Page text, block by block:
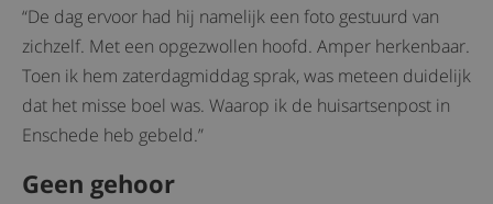
“De dag ervoor had hij namelijk een foto gestuurd van
zichzelf. Met een opgezwollen hoofd. Amper herkenbaar.
Toen ik hem zaterdagmiddag sprak, was meteen duidelijk
dat het misse boel was. Waarop ik de huisartsenpost in
Enschede heb gebeld.”
Geen gehoor